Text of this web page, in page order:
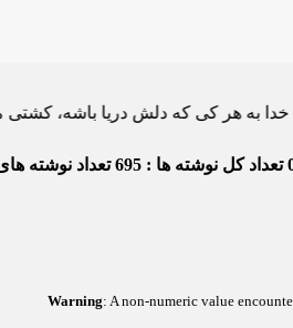
کی که دلش دریا باشه، کشتی میده.
تعداد کل نوشته ها : 695 تعداد نوشته
Warning: A non-numeric value